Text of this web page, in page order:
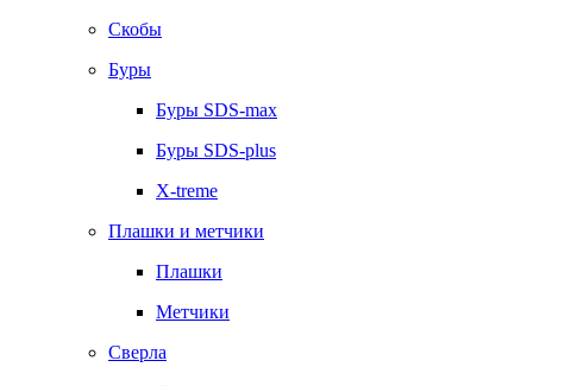
Скобы
Буры
Буры SDS-max
Буры SDS-plus
X-treme
Плашки и метчики
Плашки
Метчики
Сверла